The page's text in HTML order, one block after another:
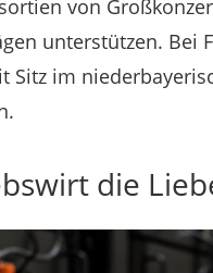
von
unterstützen. Bei
Sitz im
die